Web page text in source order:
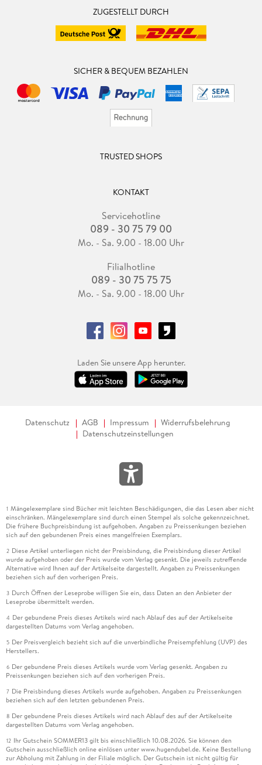
ZUGESTELLT DURCH
SICHER & BEQUEM BEZAHLEN
TRUSTED SHOPS
KONTAKT
Servicehotline
089 - 30 75 79 00
Mo. - Sa. 9.00 - 18.00 Uhr
Filialhotline
089 - 30 75 75 75
Mo. - Sa. 9.00 - 18.00 Uhr
Laden Sie unsere App herunter.
Datenschutz AGB Impressum
Widerrufsbelehrung
Datenschutzeinstellungen
1 Mängelexemplare sind Bücher mit leichten Beschädigungen, die das Lesen aber nicht
einschränken. Mängelexemplare sind durch einen Stempel als solche gekennzeichnet.
Die frühere Buchpreisbindung ist aufgehoben. Angaben zu Preissenkungen beziehen
sich auf den gebundenen Preis eines mangelfreien Exemplars.
2 Diese Artikel unterliegen nicht der Preisbindung, die Preisbindung dieser Artikel
wurde aufgehoben oder der Preis wurde vom Verlag gesenkt. Die jeweils zutreffende
Alternative wird Ihnen auf der Artikelseite dargestellt. Angaben zu Preissenkungen
beziehen sich auf den vorherigen Preis.
3 Durch Öffnen der Leseprobe willigen Sie ein, dass Daten an den Anbieter der
Leseprobe übermittelt werden.
4 Der gebundene Preis dieses Artikels wird nach Ablauf des auf der Artikelseite
dargestellten Datums vom Verlag angehoben.
5 Der Preisvergleich bezieht sich auf die unverbindliche Preisempfehlung (UVP) des
Herstellers.
6 Der gebundene Preis dieses Artikels wurde vom Verlag gesenkt. Angaben zu
Preissenkungen beziehen sich auf den vorherigen Preis.
7 Die Preisbindung dieses Artikels wurde aufgehoben. Angaben zu Preissenkungen
beziehen sich auf den letzten gebundenen Preis.
8 Der gebundene Preis dieses Artikels wird nach Ablauf des auf der Artikelseite
dargestellten Datums vom Verlag angehoben.
12 Ihr Gutschein SOMMER13 gilt bis einschließlich 10.08.2026. Sie können den
Gutschein ausschließlich online einlösen unter www.hugendubel.de. Keine Bestellung
zur Abholung mit Zahlung in der Filiale möglich. Der Gutschein ist nicht gültig für